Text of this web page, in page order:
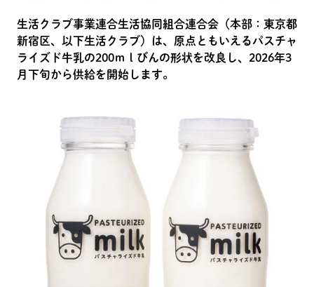
生活クラブ事業連合生活協同組合連合会（本部：東京都
新宿区、以下生活クラブ）は、原点ともいえるパスチャ
ライズド牛乳の200ｍｌびんの形状を改良し、2026年3
月下旬から供給を開始します。